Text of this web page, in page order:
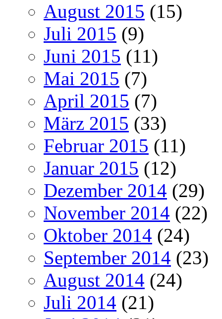
August 2015 (15)
Juli 2015 (9)
Juni 2015 (11)
Mai 2015 (7)
April 2015 (7)
März 2015 (33)
Februar 2015 (11)
Januar 2015 (12)
Dezember 2014 (29)
November 2014 (22)
Oktober 2014 (24)
September 2014 (23)
August 2014 (24)
Juli 2014 (21)